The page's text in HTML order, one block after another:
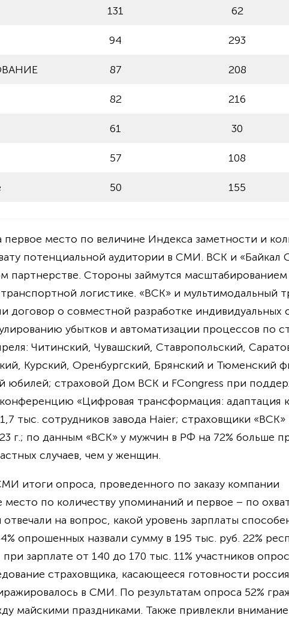
131 62
94 293
87 208
82 216
61 30
57 108
50 155
первое место по величине Индекса заметности и
потенциальной аудитории в СМИ. ВСК и «Байкал
партнерстве. Стороны займутся
логистике. «ВСК» и мультимодальный
договор о совместной разработке индивидуальных
убытков и автоматизации процессов по
Читинский, Чувашский, Ставропольский,
Курский, Оренбургский, Брянский и Тюменский
юбилей; страховой Дом ВСК и FCongress при
конференцию «Цифровая трансформация: адаптация
тыс. сотрудников завода Haier; страховщики
г.; по данным «ВСК» у мужчин в РФ на 72% больше
случаев, чем у женщин.
итоги опроса, проведенного по заказу компании
место по количеству упоминаний и первое – по
на вопрос, какой уровень зарплаты
опрошенных назвали сумму в 195 тыс. руб. 22%
зарплате от 140 до 170 тыс. 11% участников
страховщика, касающееся готовности
в СМИ. По результатам опроса 52%
майскими праздниками. Также привлекли